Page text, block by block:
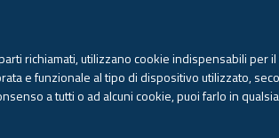
Venerdì, 7 agosto
richiamati, utilizzano cookie indispensabili per
e funzionale al tipo di dispositivo utilizzato,
a tutti o ad alcuni cookie, puoi farlo in